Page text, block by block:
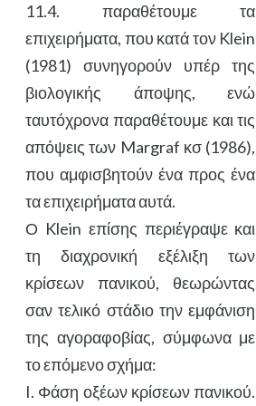
11.4. παραθέτουμε τα
επιχειρήματα, που κατά τον Klein
(1981) συνηγορούν υπέρ της
βιολογικής άποψης, ενώ
ταυτόχρονα παραθέτουμε και τις
απόψεις των Margraf κσ (1986),
που αμφισβητούν ένα προς ένα
τα επιχειρήματα αυτά.
Ο Klein επίσης περιέγραψε και
τη διαχρονική εξέλιξη των
κρίσεων πανικού, θεωρώντας
σαν τελικό στάδιο την εμφάνιση
της αγοραφοβίας, σύμφωνα με
το επόμενο σχήμα:
I. Φάση οξέων κρίσεων πανικού.